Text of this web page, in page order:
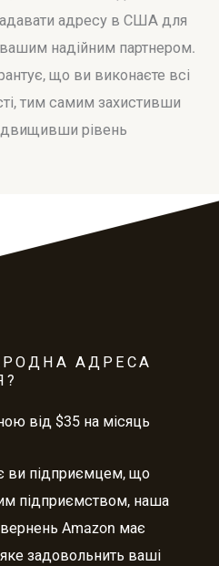
адресу в США для
надійним партнером.
що ви виконаєте всі
тим самим захистивши
рівень
АДРЕСА
від $35 на місяць
ви підприємцем, що
підприємством, наша
Amazon має
задовольнить ваші